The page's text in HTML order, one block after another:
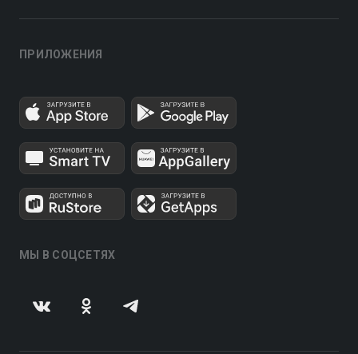
ПРИЛОЖЕНИЯ
МЫ В СОЦСЕТЯХ